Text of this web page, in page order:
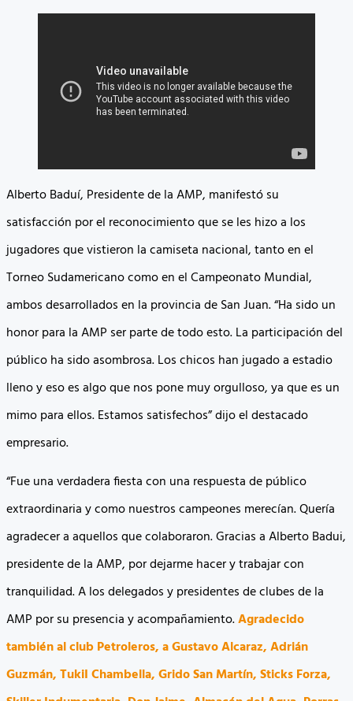
Alberto Baduí, Presidente de la AMP, manifestó su
satisfacción por el reconocimiento que se les hizo a los
jugadores que vistieron la camiseta nacional, tanto en el
Torneo Sudamericano como en el Campeonato Mundial,
ambos desarrollados en la provincia de San Juan. “Ha sido un
honor para la AMP ser parte de todo esto. La participación del
público ha sido asombrosa. Los chicos han jugado a estadio
lleno y eso es algo que nos pone muy orgulloso, ya que es un
mimo para ellos. Estamos satisfechos” dijo el destacado
empresario.
“Fue una verdadera fiesta con una respuesta de público
extraordinaria y como nuestros campeones merecían. Quería
agradecer a aquellos que colaboraron. Gracias a Alberto Badui,
presidente de la AMP, por dejarme hacer y trabajar con
tranquilidad. A los delegados y presidentes de clubes de la
AMP por su presencia y acompañamiento.Agradecido
también al club Petroleros, a Gustavo Alcaraz, Adrián
Guzmán, TukiI Chambella, Grido San Martín, Sticks Forza,